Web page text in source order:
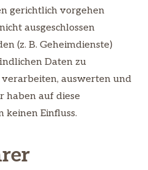
gerichtlich vorgehen
ausgeschlossen
(z. B. Geheimdienste)
Daten zu
auswerten und
haben auf diese
keinen Einfluss.